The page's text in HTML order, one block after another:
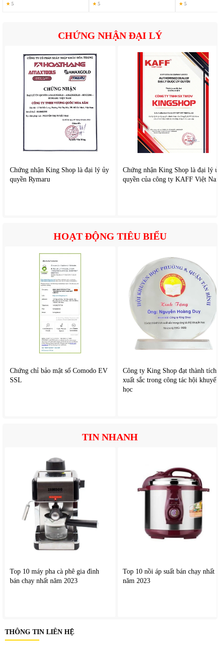
Chu kỳ làm đá nhanh, chỉ khoảng 15–20 phút/mẻ, giúp cung
cấp lượng đá liên tục trong giờ cao điểm.
Đá viên tinh khiết, đạt chuẩn vệ sinh
Nhờ sử dụng hệ thống lọc nước đa tầng và khử khuẩn bằng
tia UV, đá viên tạo ra trong, cứng và tinh khiết tuyệt đối, đạt
tiêu chuẩn an toàn vệ sinh thực phẩm.
Kích thước đá viên đồng đều, lý tưởng cho pha chế đồ
uống, bảo quản thực phẩm hoặc trưng bày hải sản.
Hệ thống điều khiển thông minh
Máy được trang bị bảng điều khiển điện tử có màn hình LED,
hiển thị rõ các thông số hoạt động, giúp người dùng dễ
Tiết kiệm điện năng và nước
năng lượng, giúp giảm tiêu thụ điện tới 30% so với các
model thông thường.
Hệ thống làm lạnh nhanh giúp hạn chế thất thoát nhiệt,
tăng hiệu suất hoạt động và giảm chi phí vận hành.
Vận hành êm ái, bền bỉ
Công nghệ giảm ồn tiên tiến giúp máy hoạt động êm, độ ồn
thấp phù hợp cả trong không gian yên tĩnh như quầy bar
trong nhà hoặc khu resort.
lên đến 8–10 năm khi sử dụng đúng cách.
được nguồn nước đầu vào, loại bỏ lo lắng về đá bẩn, đá
★ 5 ★ 5 ★ 5
CHỨNG NHẬN ĐẠI LÝ
Chứng nhận King Shop là đại lý ủy
quyền Rymaru
Chứng nhận King Shop là đại lý
quyền của công ty KAFF Việt
HOẠT ĐỘNG TIÊU BIỂU
Chứng chỉ bảo mật số Comodo EV
SSL
Công ty King Shop đạt thành tích
xuất sắc trong công tác hội khuyến
học
TIN NHANH
Top 10 máy pha cà phê gia đình
bán chạy nhất năm 2023
Top 10 nồi áp suất bán chạy nhất
năm 2023
THÔNG TIN LIÊN HỆ